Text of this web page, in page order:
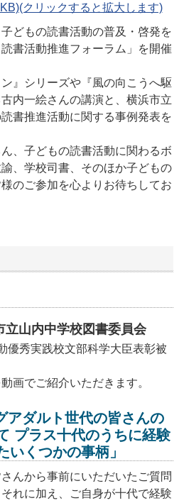
クリックすると拡大します)
どもの読書活動の普及・啓発を
書活動推進フォーラム」を開催
』シリーズや『風の向こうへ駆
内一絵さんの講演と、横浜市立
書推進活動に関する事例発表を
、子どもの読書活動に関わるボ
、学校司書、そのほか子どもの
のご参加を心よりお待ちしてお
立山内中学校図書委員会
優秀実践校文部科学大臣表彰被
画でご紹介いただきます。
アダルト世代の皆さんの
プラス十代のうちに経験
いくつかの事柄」
んから事前にいただいたご質問
れに加え、ご自身が十代で経験